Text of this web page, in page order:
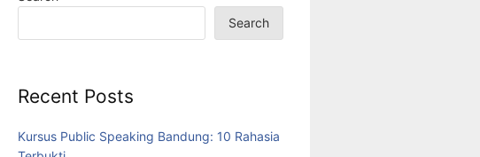
Search
Recent Posts
Kursus Public Speaking Bandung: 10 Rahasia